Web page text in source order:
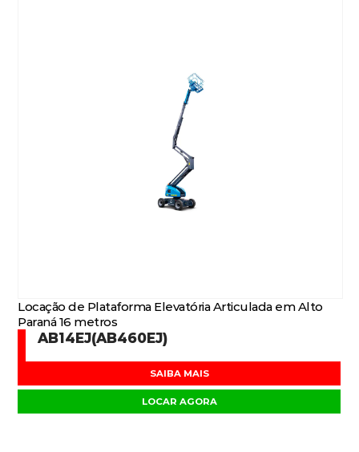
Locação de Plataforma Elevatória Articulada em Alto
Paraná 16 metros
AB14EJ(AB460EJ)
SAIBA MAIS
LOCAR AGORA